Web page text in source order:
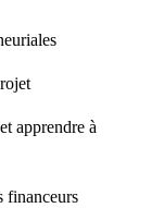
apprendre à
financeurs